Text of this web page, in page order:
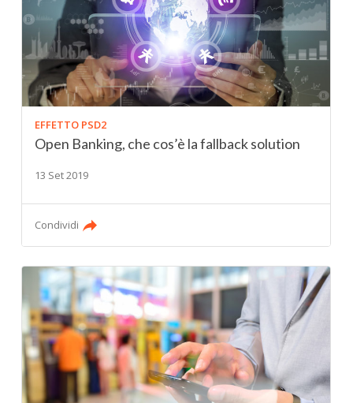
EFFETTO PSD2
Open Banking, che cos’è la fallback solution
13 Set 2019
Condividi